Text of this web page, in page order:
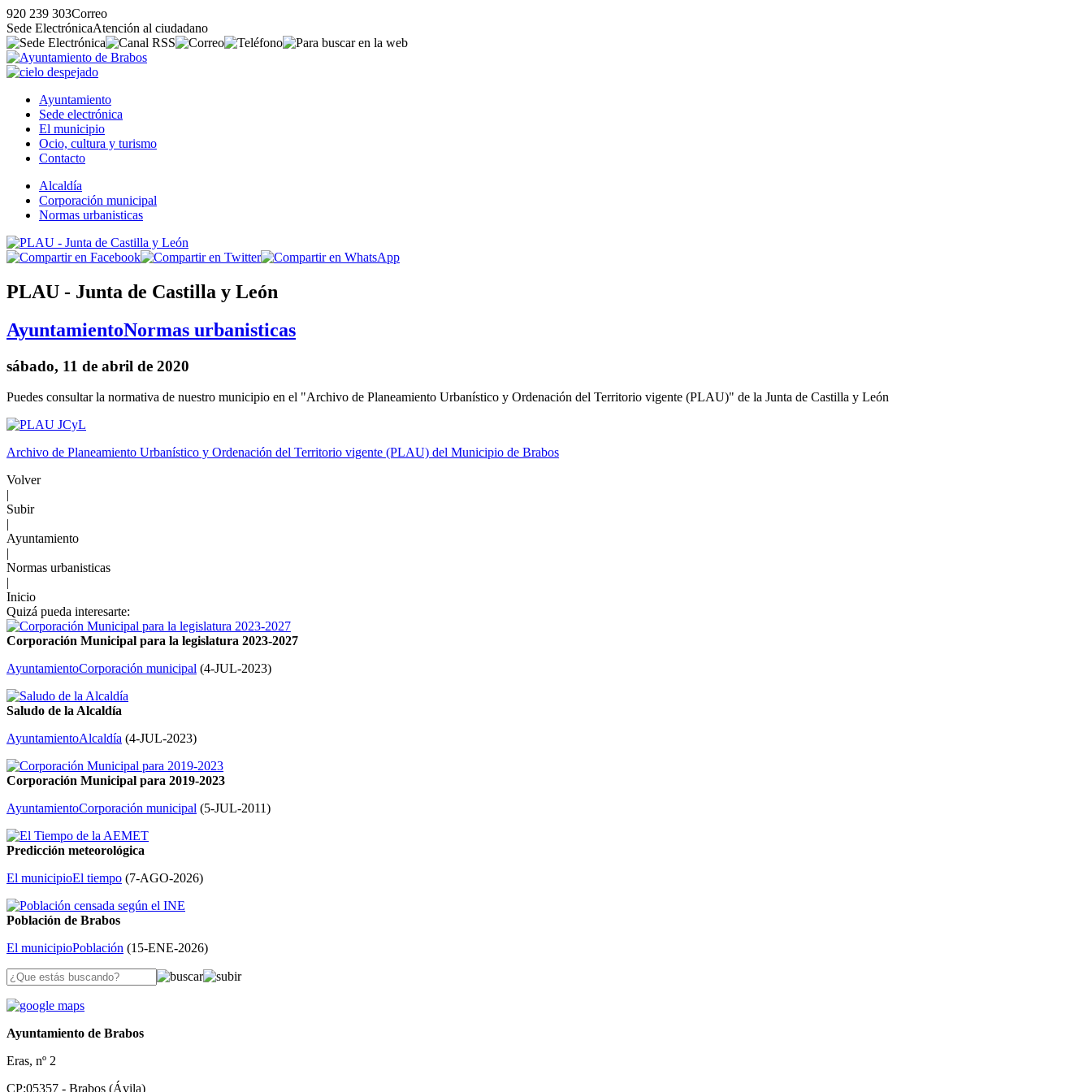
920 239 303Correo
Sede ElectrónicaAtención al ciudadano
Ayuntamiento
Sede electrónica
El municipio
Ocio, cultura y turismo
Contacto
Alcaldía
Corporación municipal
Normas urbanisticas
PLAU - Junta de Castilla y León
AyuntamientoNormas urbanisticas
sábado, 11 de abril de 2020
Puedes consultar la normativa de nuestro municipio en el "Archivo de Planeamiento Urbanístico y Ordenación del Territorio vigente (PLAU)" de la Junta de Castilla y León
Archivo de Planeamiento Urbanístico y Ordenación del Territorio vigente (PLAU) del Municipio de Brabos
Volver
|
Subir
|
Ayuntamiento
|
Normas urbanisticas
|
Inicio
Quizá pueda interesarte:
Corporación Municipal para la legislatura 2023-2027
AyuntamientoCorporación municipal (4-JUL-2023)
Saludo de la Alcaldía
AyuntamientoAlcaldía (4-JUL-2023)
Corporación Municipal para 2019-2023
AyuntamientoCorporación municipal (5-JUL-2011)
Predicción meteorológica
El municipioEl tiempo (7-AGO-2026)
Población de Brabos
El municipioPoblación (15-ENE-2026)
Ayuntamiento de Brabos
Eras, nº 2
CP:05357 - Brabos (Ávila)